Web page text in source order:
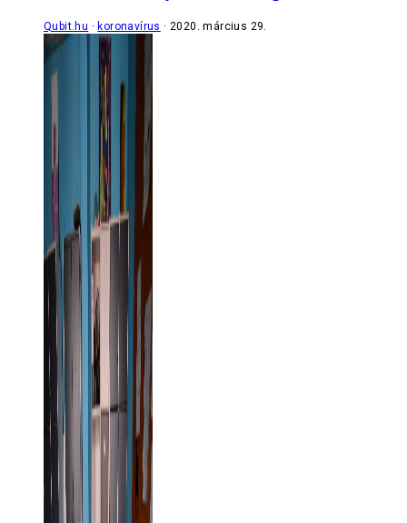
Qubit.hu koronavírus 2020. március 29.